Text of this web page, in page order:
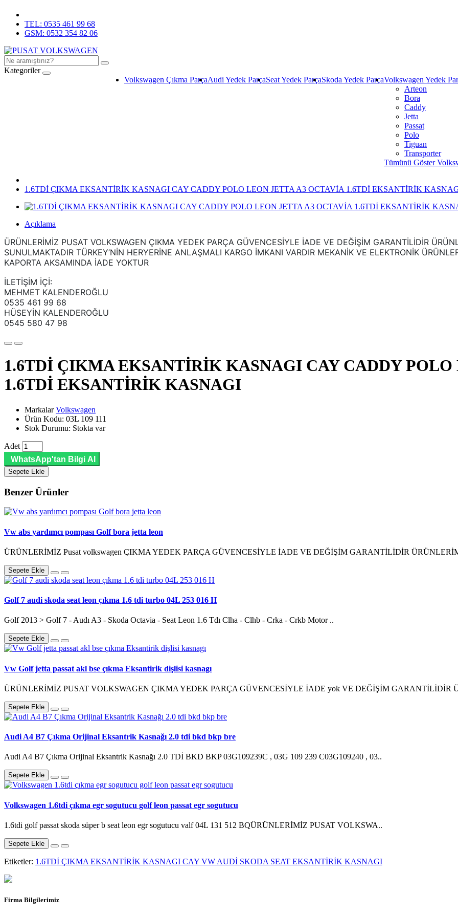
TEL: 0535 461 99 68
GSM: 0532 354 82 06
Kategoriler
Volkswagen Çıkma ParçaAudi Yedek ParçaSeat Yedek ParçaSkoda Yedek ParçaVolkswagen Yedek
Arteon
Bora
Caddy
Jetta
Passat
Polo
Tiguan
Transporter
Tümünü Göster
1.6TDİ ÇIKMA EKSANTİRİK KASNAGI CAY CADDY POLO LEON JETTA A3 OCTAVİA 1.6TDİ EKSANTİRİK
Açıklama
ÜRÜNLERİMİZ PUSAT VOLKSWAGEN ÇIKMA YEDEK PARÇA GÜVENCESİYLE İADE VE DEĞİŞİM GARANTİLİDİR
SUNULMAKTADIR TÜRKEY’NİN HERYERİNE ANLAŞMALI KARGO İMKANI VARDIR MEKANİK VE ELEKTRONİK
KAPORTA AKSAMINDA İADE YOKTUR
İLETİŞİM İÇİ:
MEHMET KALENDEROĞLU
0535 461 99 68
HÜSEYİN KALENDEROĞLU
0545 580 47 98
1.6TDİ ÇIKMA EKSANTİRİK KASNAGI CAY CADDY POLO
1.6TDİ EKSANTİRİK KASNAGI
MarkalarVolkswagen
Ürün Kodu: 03L 109 111
Stok Durumu: Stokta var
Adet
WhatsApp'tan Bilgi Al
Sepete Ekle
Benzer Ürünler
Vw abs yardımcı pompası Golf bora jetta leon
ÜRÜNLERİMİZ Pusat volkswagen ÇIKMA YEDEK PARÇA GÜVENCESİYLE İADE VE DEĞİŞİM GARANTİLİDİR
Sepete Ekle
Golf 7 audi skoda seat leon çıkma 1.6 tdi turbo 04L 253 016 H
Golf 2013 > Golf 7 - Audı A3 - Skoda Octavia - Seat Leon 1.6 Tdı Clha - Clhb - Crka - Crkb Motor ..
Sepete Ekle
Vw Golf jetta passat akl bse çıkma Eksantirik dişlisi kasnagı
ÜRÜNLERİMİZ PUSAT VOLKSWAGEN ÇIKMA YEDEK PARÇA GÜVENCESİYLE İADE yok VE DEĞİŞİM GARANTİLİDİR
Sepete Ekle
Audi A4 B7 Çıkma Orijinal Eksantrik Kasnağı 2.0 tdi bkd bkp bre
Audi A4 B7 Çıkma Orijinal Eksantrik Kasnağı 2.0 TDİ BKD BKP 03G109239C , 03G 109 239 C03G109240 , 03..
Sepete Ekle
Volkswagen 1.6tdi çıkma egr sogutucu golf leon passat egr sogutucu
1.6tdi golf passat skoda süper b seat leon egr sogutucu valf 04L 131 512 BQÜRÜNLERİMİZ PUSAT VOLKSWA..
Sepete Ekle
Etiketler: 1.6TDİ ÇIKMA EKSANTİRİK KASNAGI CAY VW AUDİ SKODA SEAT EKSANTİRİK KASNAGI
Firma Bilgilerimiz